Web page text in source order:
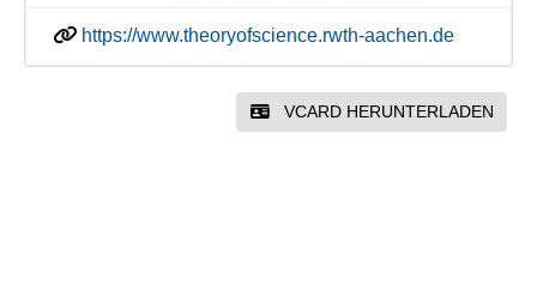
https://www.theoryofscience.rwth-aachen.de
VCARD HERUNTERLADEN